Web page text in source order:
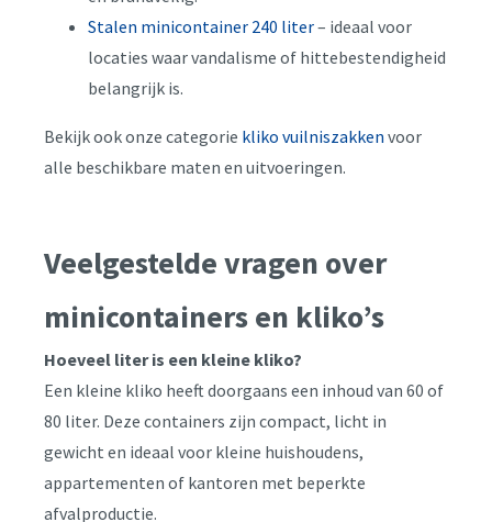
Stalen minicontainer 240 liter– ideaal voor
locaties waar vandalisme of hittebestendigheid
belangrijk is.
Bekijk ook onze categorie kliko vuilniszakken voor
alle beschikbare maten en uitvoeringen.
Veelgestelde vragen over
minicontainers en kliko’s
Hoeveel liter is een kleine kliko?
Een kleine kliko heeft doorgaans een inhoud van 60 of
80 liter. Deze containers zijn compact, licht in
gewicht en ideaal voor kleine huishoudens,
appartementen of kantoren met beperkte
afvalproductie.